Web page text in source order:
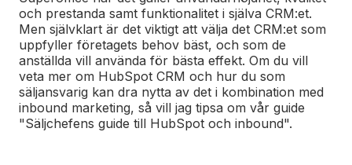
och prestanda samt funktionalitet i själva CRM:et.
Men självklart är det viktigt att välja det CRM:et som
uppfyller företagets behov bäst, och som de
anställda vill använda för bästa effekt. Om du vill
veta mer om HubSpot CRM och hur du som
säljansvarig kan dra nytta av det i kombination med
inbound marketing, så vill jag tipsa om vår guide
"Säljchefens guide till HubSpot och inbound".